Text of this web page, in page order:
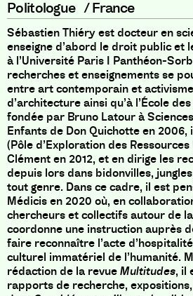
Politologue /France
Sébastien Thiéry est docteur en
enseigne d’abord le droit public et
à l’Université Paris I Panthéon-
recherches et enseignements se
entre art contemporain et
d’architecture ainsi qu’à l’École
fondée par Bruno Latour à
Enfants de Don Quichotte en 2006,
(Pôle d’Exploration des
Clément en 2012, et en dirige les
depuis lors dans bidonvilles,
tout genre. Dans ce cadre, il est
Médicis en 2020 où, en
chercheurs et collectifs autour de
coordonne une instruction auprès
faire reconnaître l’acte
culturel immatériel de l’humanité.
rédaction de la revueMultitudes, il
rapports de recherche,